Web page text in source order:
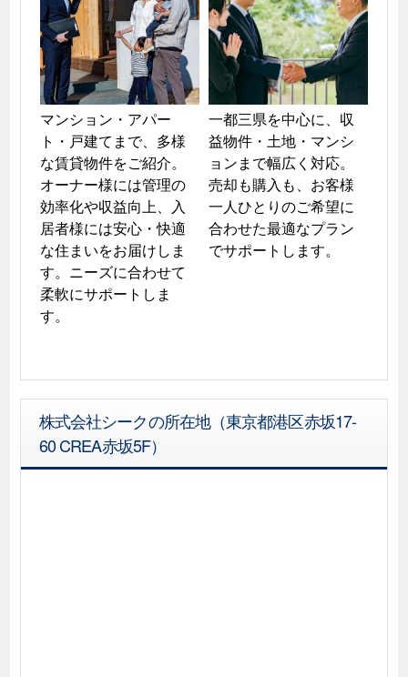
マンション・アパー
ト・戸建てまで、多様
な賃貸物件をご紹介。
オーナー様には管理の
効率化や収益向上、入
居者様には安心・快適
な住まいをお届けしま
す。ニーズに合わせて
柔軟にサポートしま
す。
一都三県を中心に、収
益物件・土地・マンシ
ョンまで幅広く対応。
売却も購入も、お客様
一人ひとりのご希望に
合わせた最適なプラン
でサポートします。
株式会社シークの所在地（東京都港区赤坂17-
60 CREA赤坂5F）